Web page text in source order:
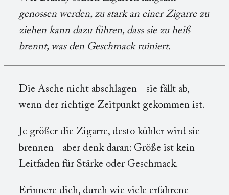
genossen werden, zu stark an einer Zigarre zu
ziehen kann dazu führen, dass sie zu heiß
brennt, was den Geschmack ruiniert.
Die Asche nicht abschlagen - sie fällt ab,
wenn der richtige Zeitpunkt gekommen ist.
Je größer die Zigarre, desto kühler wird sie
brennen - aber denk daran: Größe ist kein
Leitfaden für Stärke oder Geschmack.
Erinnere dich, durch wie viele erfahrene